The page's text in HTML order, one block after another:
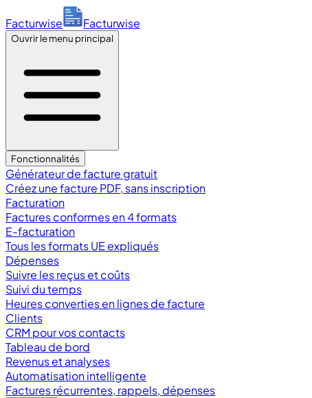
Facturwise Facturwise
Ouvrir le menu principal
Fonctionnalités
Générateur de facture gratuit
Créez une facture PDF, sans inscription
Facturation
Factures conformes en 4 formats
E-facturation
Tous les formats UE expliqués
Dépenses
Suivre les reçus et coûts
Suivi du temps
Heures converties en lignes de facture
Clients
CRM pour vos contacts
Tableau de bord
Revenus et analyses
Automatisation intelligente
Factures récurrentes, rappels, dépenses